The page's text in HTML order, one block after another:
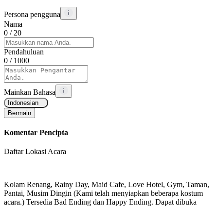
Persona pengguna
Nama
0 / 20
Pendahuluan
0 / 1000
Mainkan Bahasa
Indonesian
Bermain
Komentar Pencipta
Daftar Lokasi Acara
Kolam Renang, Rainy Day, Maid Cafe, Love Hotel, Gym, Taman,
Pantai, Musim Dingin (Kami telah menyiapkan beberapa kostum
acara.) Tersedia Bad Ending dan Happy Ending. Dapat dibuka